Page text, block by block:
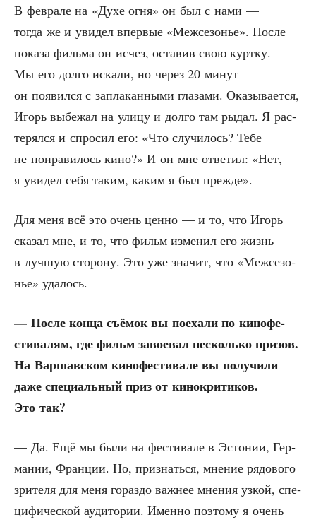
В фев­ра­ле на «Духе огня» он был с нами —
тогда же и уви­дел впер­вые «Меж­се­зо­нье». После
пока­за филь­ма он исчез, оста­вив свою курт­ку.
Мы его дол­го иска­ли, но через 20 минут
он появил­ся с запла­кан­ны­ми гла­за­ми. Ока­зы­ва­ет­ся,
Игорь выбе­жал на ули­цу и дол­го там рыдал. Я рас­
те­рял­ся и спро­сил его: «Что слу­чи­лось? Тебе
не понра­ви­лось кино?» И он мне отве­тил: «Нет,
я уви­дел себя таким, каким я был прежде».
Для меня всё это очень цен­но — и то, что Игорь
ска­зал мне, и то, что фильм изме­нил его жизнь
в луч­шую сто­ро­ну. Это уже зна­чит, что «Меж­се­зо­
нье» удалось.
— После кон­ца съё­мок вы поеха­ли по кино­фе­
сти­ва­лям, где фильм заво­е­вал несколь­ко при­зов.
На Вар­шав­ском кино­фе­сти­ва­ле вы полу­чи­ли
даже спе­ци­аль­ный приз от кино­кри­ти­ков.
Это так?
— Да. Ещё мы были на фести­ва­ле в Эсто­нии, Гер­
ма­нии, Фран­ции. Но, при­знать­ся, мне­ние рядо­во­го
зри­те­ля для меня гораз­до важ­нее мне­ния узкой, спе­
ци­фи­че­ской ауди­то­рии. Имен­но поэто­му я очень